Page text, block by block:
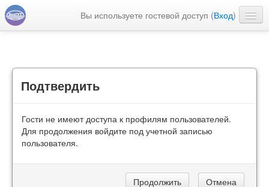
Вы используете гостевой доступ (Вход)
Подтвердить
Гости не имеют доступа к профилям пользователей.
Для продолжения войдите под учетной записью
пользователя.